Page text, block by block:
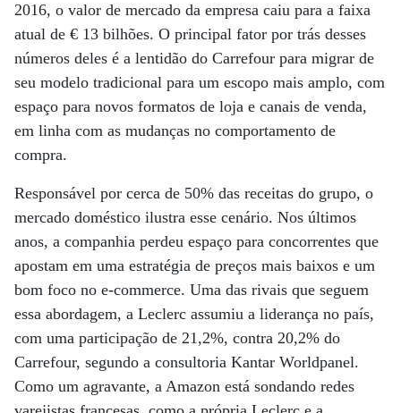
2016, o valor de mercado da empresa caiu para a faixa
atual de € 13 bilhões. O principal fator por trás desses
números deles é a lentidão do Carrefour para migrar de
seu modelo tradicional para um escopo mais amplo, com
espaço para novos formatos de loja e canais de venda,
em linha com as mudanças no comportamento de
compra.
Responsável por cerca de 50% das receitas do grupo, o
mercado doméstico ilustra esse cenário. Nos últimos
anos, a companhia perdeu espaço para concorrentes que
apostam em uma estratégia de preços mais baixos e um
bom foco no e-commerce. Uma das rivais que seguem
essa abordagem, a Leclerc assumiu a liderança no país,
com uma participação de 21,2%, contra 20,2% do
Carrefour, segundo a consultoria Kantar Worldpanel.
Como um agravante, a Amazon está sondando redes